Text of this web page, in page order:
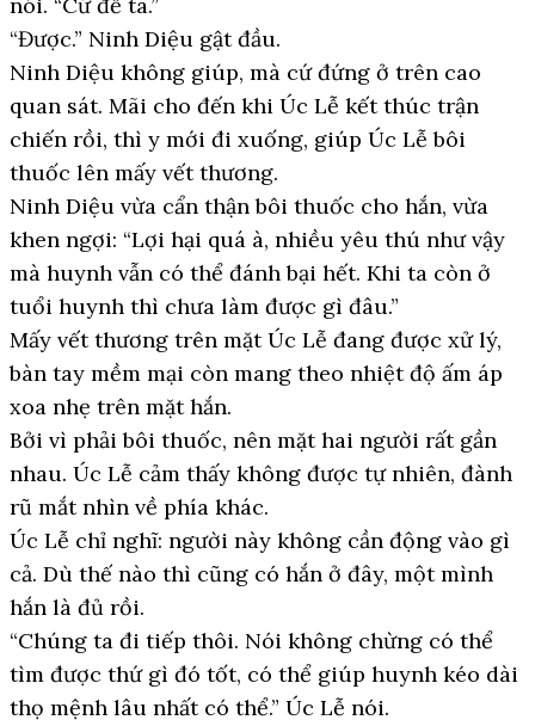
“Được.” Ninh Diệu gật đầu.
Ninh Diệu không giúp, mà cứ đứng ở trên cao
quan sát. Mãi cho đến khi Úc Lễ kết thúc trận
chiến rồi, thì y mới đi xuống, giúp Úc Lễ bôi
thuốc lên mấy vết thương.
Ninh Diệu vừa cẩn thận bôi thuốc cho hắn, vừa
khen ngợi: “Lợi hại quá à, nhiều yêu thú như vậy
mà huynh vẫn có thể đánh bại hết. Khi ta còn ở
tuổi huynh thì chưa làm được gì đâu.”
Mấy vết thương trên mặt Úc Lễ đang được xử lý,
bàn tay mềm mại còn mang theo nhiệt độ ấm áp
xoa nhẹ trên mặt hắn.
Bởi vì phải bôi thuốc, nên mặt hai người rất gần
nhau. Úc Lễ cảm thấy không được tự nhiên, đành
rũ mắt nhìn về phía khác.
Úc Lễ chỉ nghĩ: người này không cần động vào gì
cả. Dù thế nào thì cũng có hắn ở đây, một mình
hắn là đủ rồi.
“Chúng ta đi tiếp thôi. Nói không chừng có thể
tìm được thứ gì đó tốt, có thể giúp huynh kéo dài
thọ mệnh lâu nhất có thể.” Úc Lễ nói.